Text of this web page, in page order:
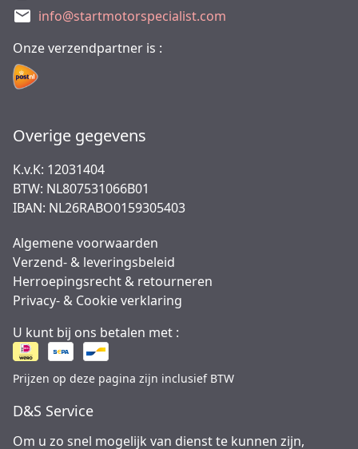
info@startmotorspecialist.com
Onze verzendpartner is :
Overige gegevens
K.v.K: 12031404
BTW: NL807531066B01
IBAN: NL26RABO0159305403
Algemene voorwaarden
Verzend- & leveringsbeleid
Herroepingsrecht & retourneren
Privacy- & Cookie verklaring
U kunt bij ons betalen met :
Prijzen op deze pagina zijn inclusief BTW
D&S Service
Om u zo snel mogelijk van dienst te kunnen zijn,